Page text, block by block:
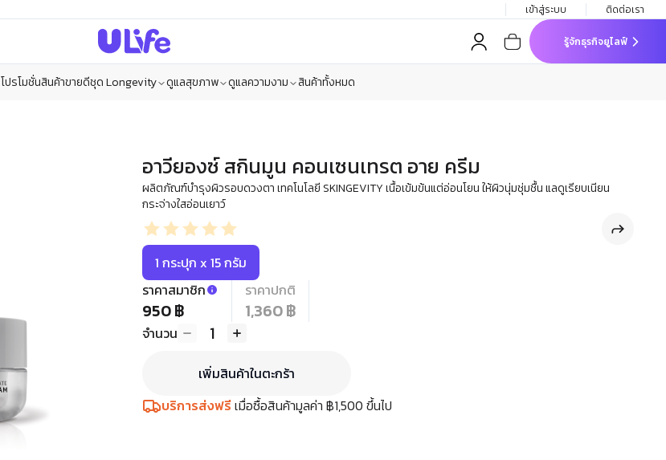
เข้าสู่ระบบ ติดต่อเรา
รู้จักธุรกิจยูไลฟ์
โปรโมชั่นสินค้าขายดีชุด Longevity ดูแลสุขภาพ ดูแลความงาม สินค้าทั้งหมด
อาวียองซ์ สกินมูน คอนเซนเทรต อาย ครีม
ผลิตภัณฑ์บำรุงผิวรอบดวงตา เทคโนโลยี SKINGEVITY เนื้อเข้มข้นแต่อ่อนโยน ให้ผิวนุ่มชุ่มชื้น แลดูเรียบเนียน
กระจ่างใสอ่อนเยาว์
1 กระปุก x 15 กรัม
ราคาสมาชิก
950 ฿
ราคาปกติ
1,360 ฿
จำนวน 1
เพิ่มสินค้าในตะกร้า
บริการส่งฟรีเมื่อซื้อสินค้ามูลค่า ฿1,500 ขึ้นไป